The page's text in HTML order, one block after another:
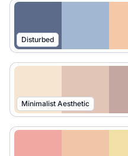
Disturbed
Minimalist Aesthetic